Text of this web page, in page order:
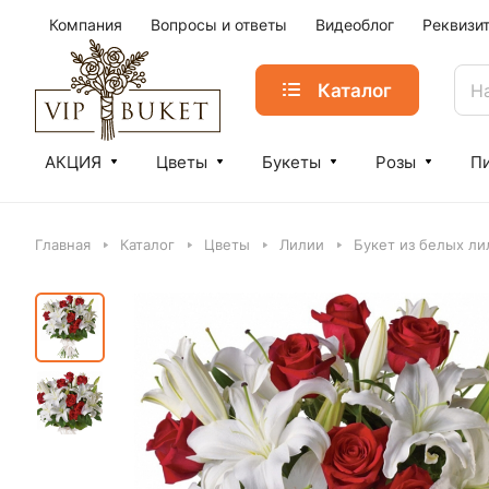
Компания Вопросы и ответы Видеоблог
Каталог
АКЦИЯ Цветы Букеты Розы
Главная Каталог Цветы Лилии Букет из белых